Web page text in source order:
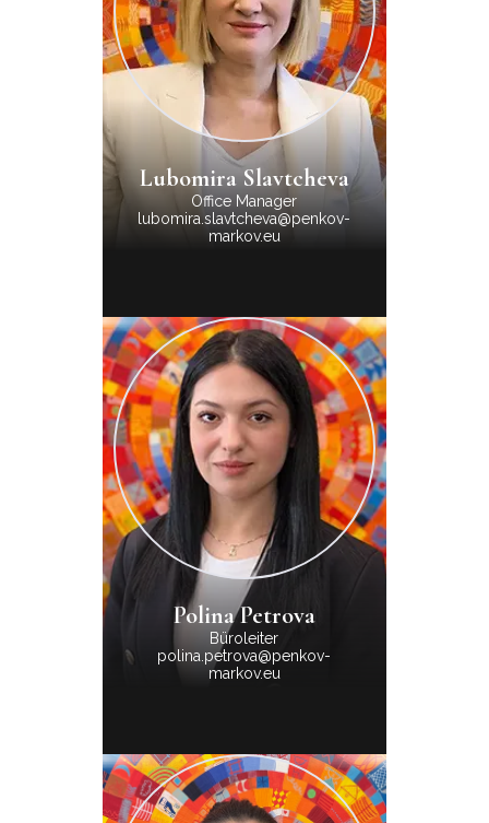
Lubomira Slavtcheva
Office Manager
lubomira.slavtcheva@penkov-
markov.eu
Polina Petrova
Büroleiter
polina.petrova@penkov-
markov.eu